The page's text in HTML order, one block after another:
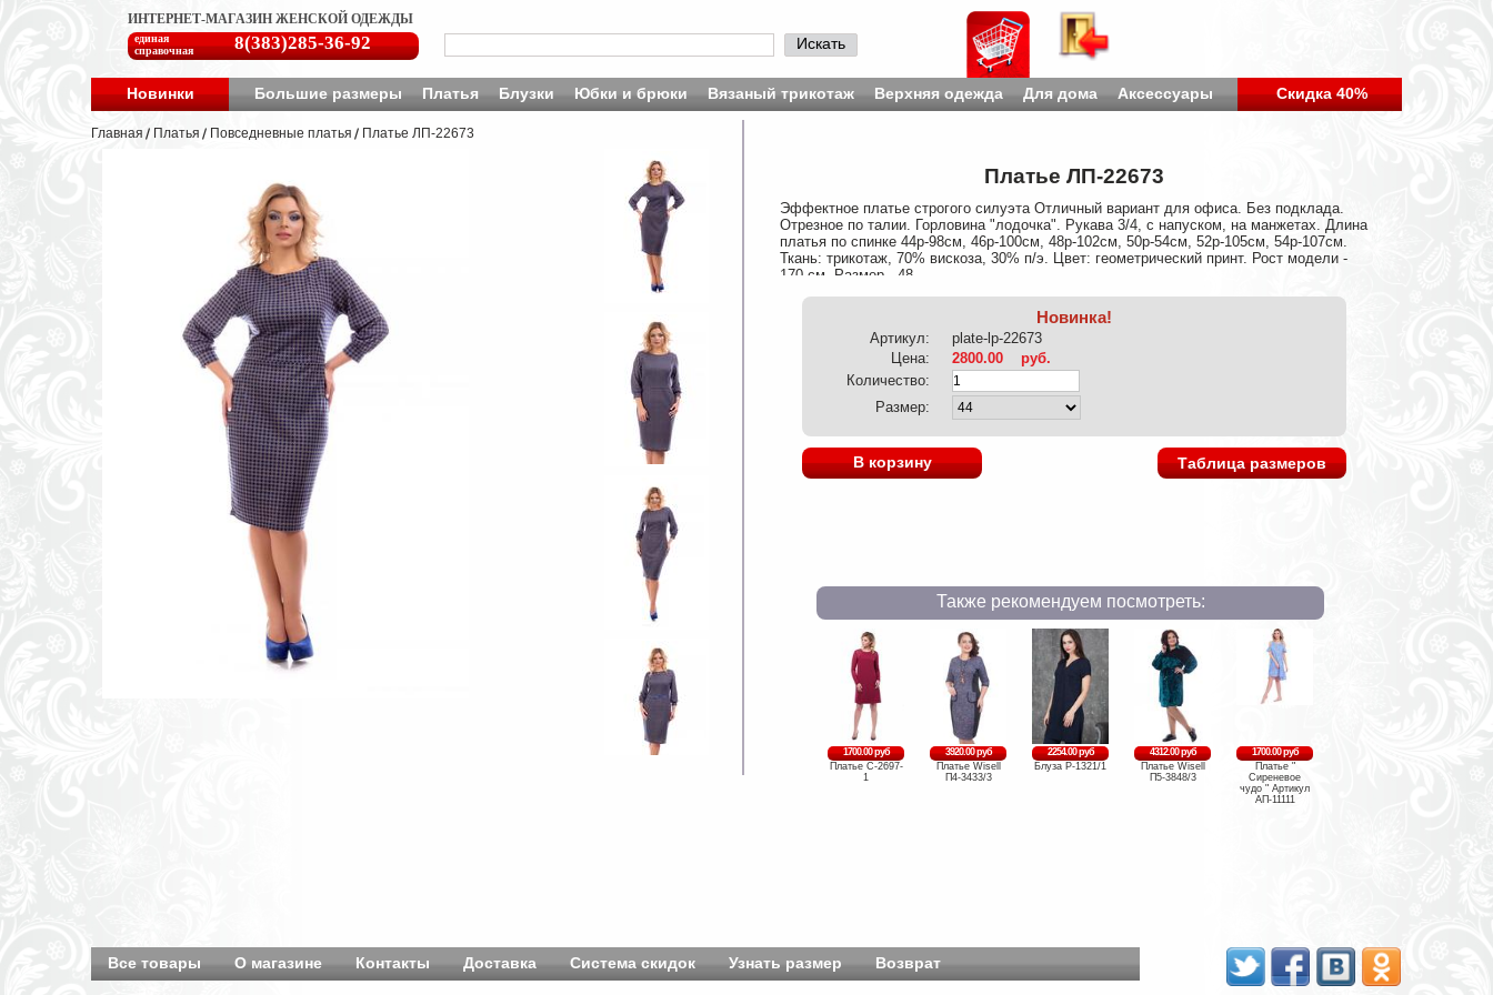
ИНТЕРНЕТ-МАГАЗИН ЖЕНСКОЙ ОДЕЖДЫ
единая
справочная
8(383)285-36-92 Искать
Новинки Большие размеры Платья Блузки Юбки и брюки Вязаный трикотаж Верхняя одежда Для дома Аксессуары Скидка 40%
Главная Платья Повседневные платья Платье ЛП-22673
Платье ЛП-22673
Эффектное платье строгого силуэта Отличный вариант для офиса. Без подклада.
Отрезное по талии. Горловина "лодочка". Рукава 3/4, с напуском, на манжетах. Длина
платья по спинке 44р-98cм, 46р-100см, 48р-102см, 50р-54см, 52р-105см, 54р-107см.
Ткань: трикотаж, 70% вискоза, 30% п/э. Цвет: геометрический принт. Рост модели -
170 см. Размер - 48.
Новинка!
Артикул:
plate-lp-22673
Цена:
2800.00
руб.
Количество:
Размер:
В корзину Таблица размеров
Также рекомендуем посмотреть:
1700.00 руб
Платье C-2697-
1
3920.00 руб
Платье Wisell
П4-3433/3
2254.00 руб
Блуза Р-1321/1
4312.00 руб
Платье Wisell
П5-3848/3
1700.00 руб
Платье "
Сиреневое
чудо " Артикул
АП-11111
Все товары О магазине Контакты Доставка Система скидок Узнать размер Возврат